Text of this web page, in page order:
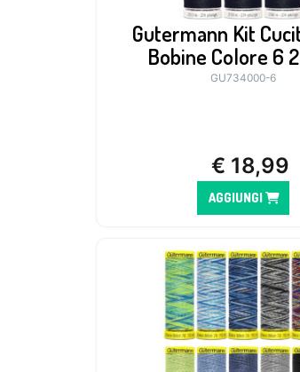
Gutermann Kit
Bobine Colore 6
GU734000-6
€ 18,99
AGGIUNGI